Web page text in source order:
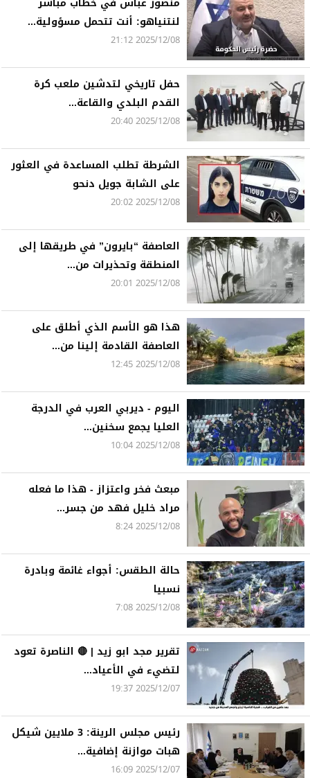
لنتنياهو: أنت تتحمل مسؤولية...
2025/12/08 21:12
حفل تاريخي لتدشين ملعب كرة
القدم البلدي والقاعة...
2025/12/08 20:40
الشرطة تطلب المساعدة في العثور
على الشابة جويل دنحو
2025/12/08 20:02
العاصفة “بايرون” في طريقها إلى
المنطقة وتحذيرات من...
2025/12/08 20:01
هذا هو الأسم الذي أطلق على
العاصفة القادمة إلينا من...
2025/12/08 12:45
اليوم - ديربي العرب في الدرجة
العليا يجمع سخنين...
2025/12/08 10:04
مبعث فخر واعتزاز - هذا ما فعله
مراد خليل فهد من جسر...
2025/12/08 8:24
حالة الطقس: أجواء غائمة وبادرة
نسبيا
2025/12/08 7:08
تقرير مجد ابو زيد | 🔴 الناصرة تعود
لتضيء في الأعياد...
2025/12/07 19:37
رئيس مجلس الرينة: 3 ملايين شيكل
هبات موازنة إضافية...
2025/12/07 16:09